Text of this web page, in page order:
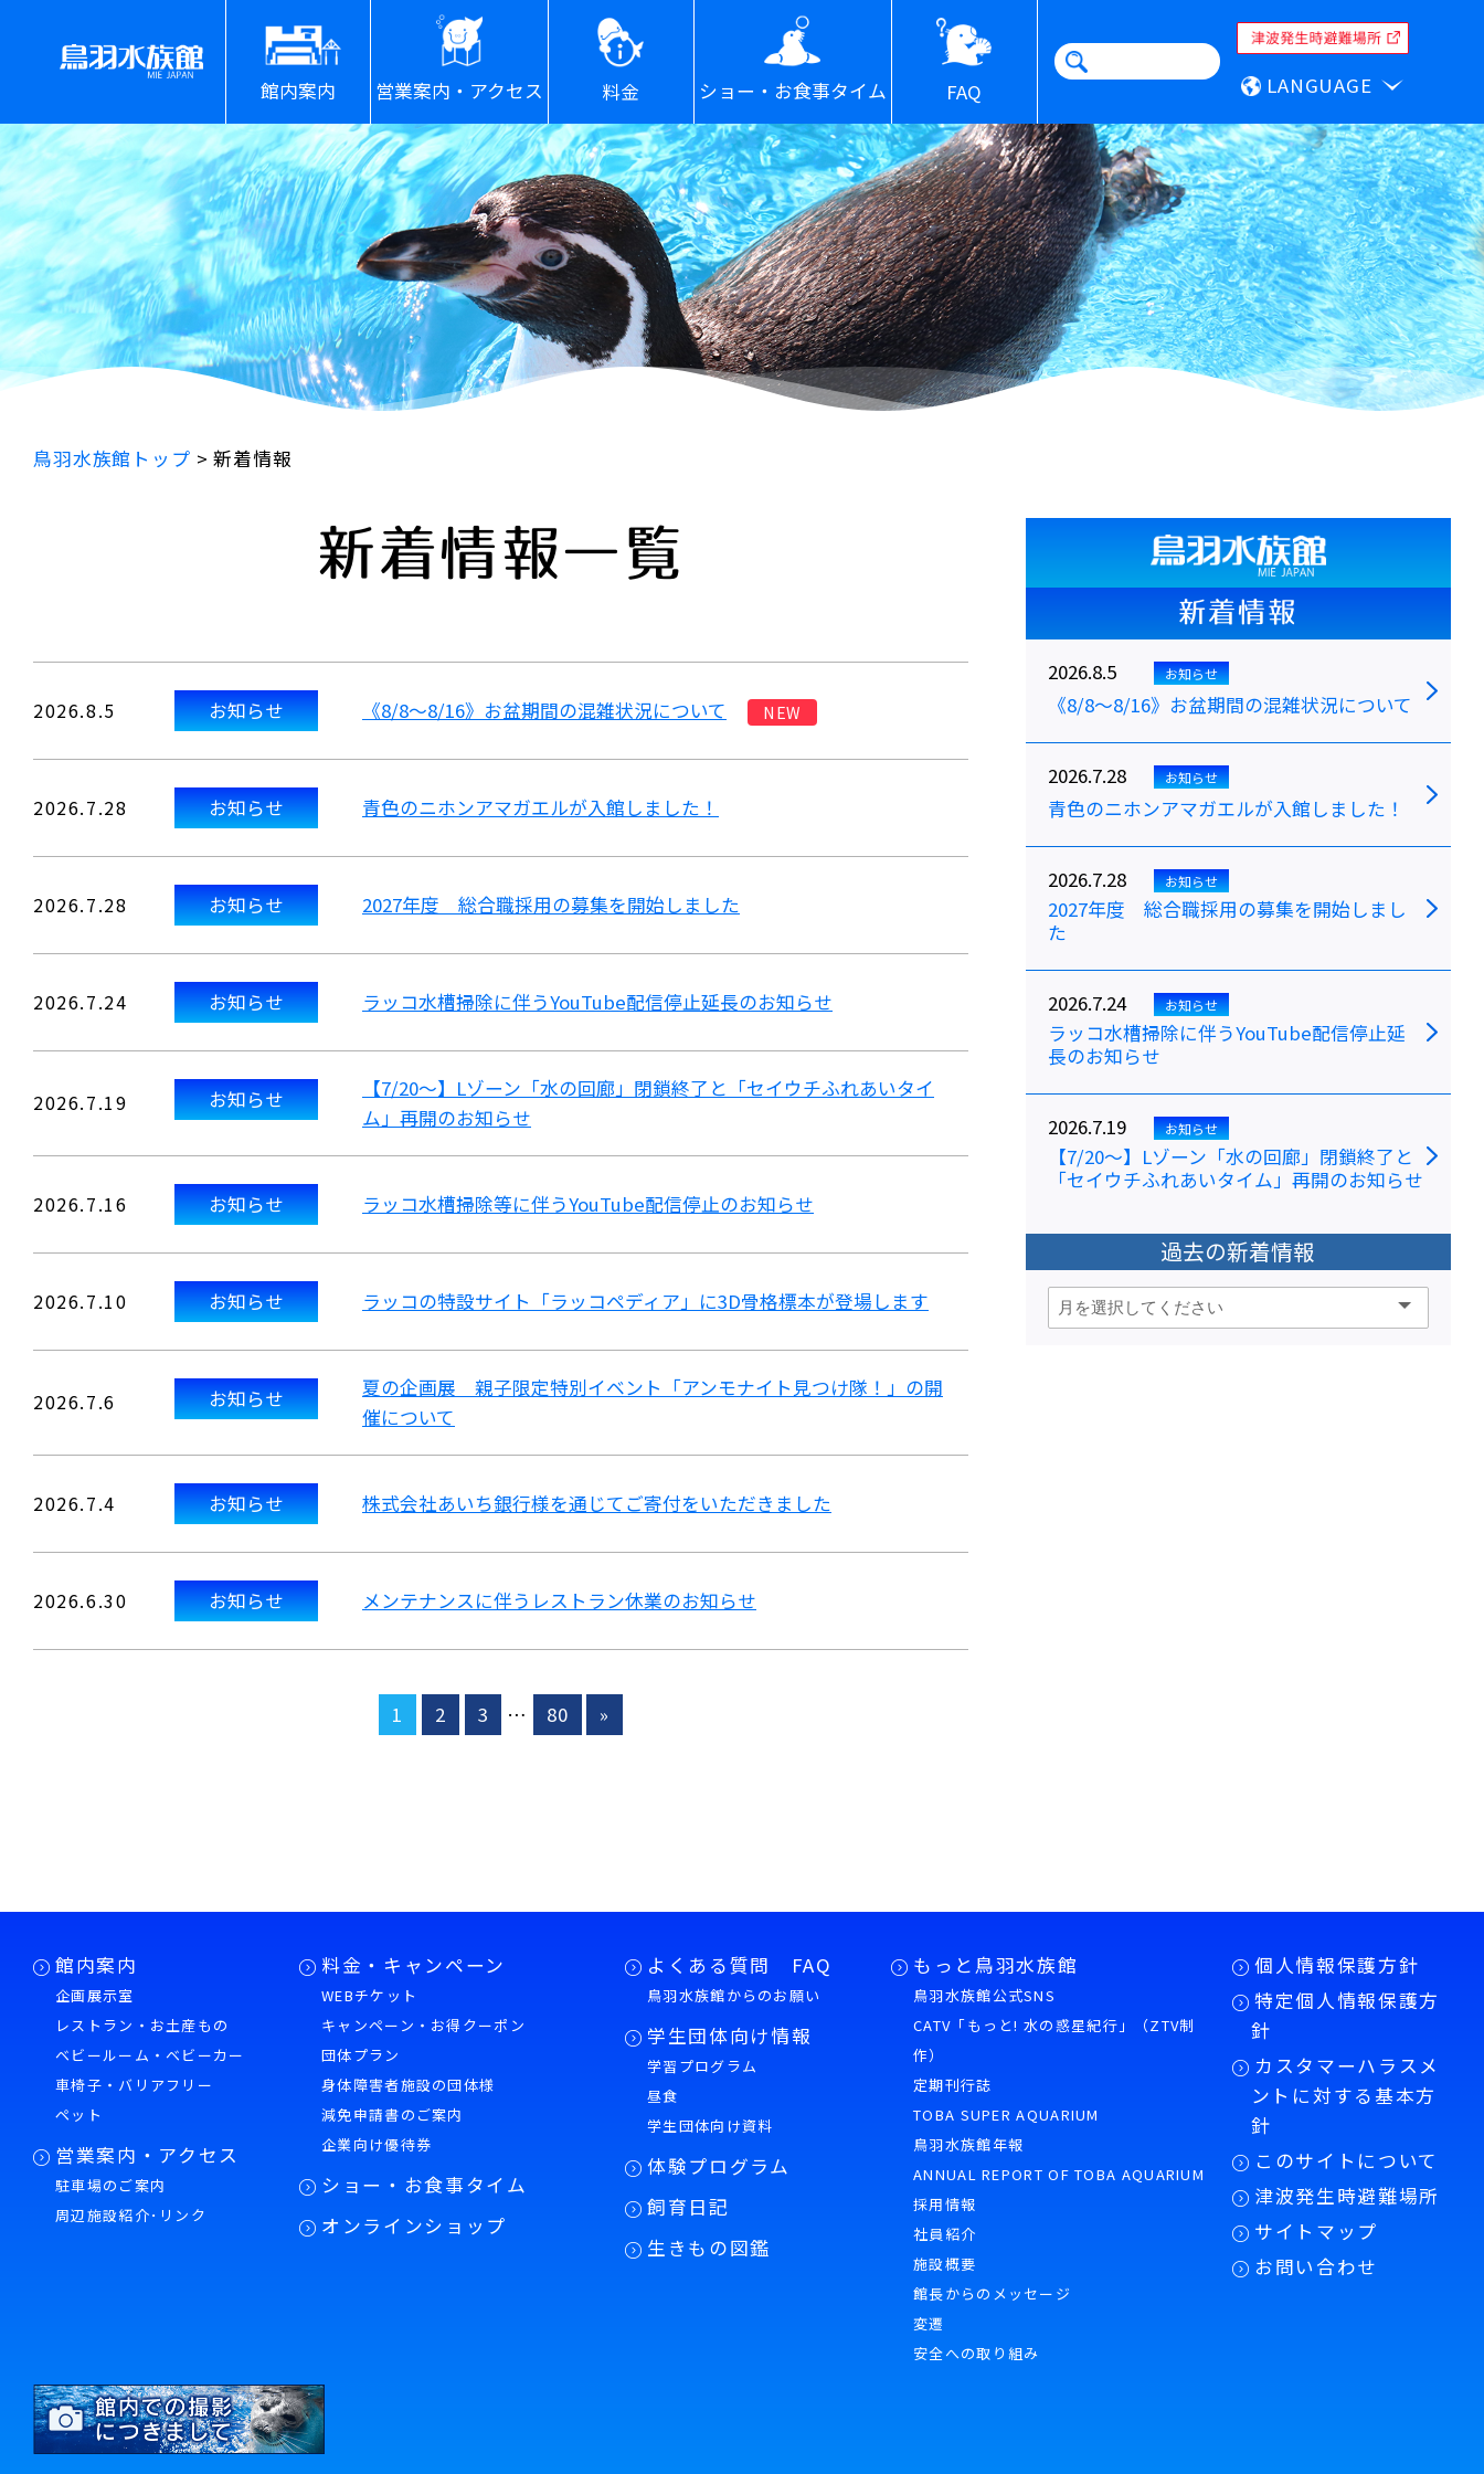
館内案内 営業案内・アクセス 料金 ショー・お食事タイム FAQ LANGUAGE
鳥羽水族館トップ >新着情報
新着情報一覧
2026.8.5 お知らせ 《8/8～8/16》お盆期間の混雑状況について NEW
2026.7.28 お知らせ 青色のニホンアマガエルが入館しました！
2026.7.28 お知らせ 2027年度 総合職採用の募集を開始しました
2026.7.24 お知らせ ラッコ水槽掃除に伴うYouTube配信停止延長のお知らせ
2026.7.19 お知らせ
【7/20～】Lゾーン「水の回廊」閉鎖終了と「セイウチふれあいタイ
ム」再開のお知らせ
2026.7.16 お知らせ ラッコ水槽掃除等に伴うYouTube配信停止のお知らせ
2026.7.10 お知らせ ラッコの特設サイト「ラッコペディア」に3D骨格標本が登場します
2026.7.6 お知らせ
夏の企画展 親子限定特別イベント「アンモナイト見つけ隊！」の開
催について
2026.7.4 お知らせ 株式会社あいち銀行様を通じてご寄付をいただきました
2026.6.30 お知らせ メンテナンスに伴うレストラン休業のお知らせ
1 2 3 … 80 »
新着情報
2026.8.5 お知らせ
《8/8～8/16》お盆期間の混雑状況について
2026.7.28 お知らせ
青色のニホンアマガエルが入館しました！
2026.7.28 お知らせ
2027年度 総合職採用の募集を開始しまし
た
2026.7.24 お知らせ
ラッコ水槽掃除に伴うYouTube配信停止延
長のお知らせ
2026.7.19 お知らせ
【7/20～】Lゾーン「水の回廊」閉鎖終了と
「セイウチふれあいタイム」再開のお知らせ
過去の新着情報
館内案内
企画展示室
レストラン・お土産もの
ベビールーム・ベビーカー
車椅子・バリアフリー
ペット
営業案内・アクセス
駐車場のご案内
周辺施設紹介･リンク
料金・キャンペーン
WEBチケット
キャンペーン・お得クーポン
団体プラン
身体障害者施設の団体様
減免申請書のご案内
企業向け優待券
ショー・お食事タイム
オンラインショップ
よくある質問 FAQ
鳥羽水族館からのお願い
学生団体向け情報
学習プログラム
昼食
学生団体向け資料
体験プログラム
飼育日記
生きもの図鑑
もっと鳥羽水族館
鳥羽水族館公式SNS
CATV「もっと! 水の惑星紀行」（ZTV制
作）
定期刊行誌
TOBA SUPER AQUARIUM
鳥羽水族館年報
ANNUAL REPORT OF TOBA AQUARIUM
採用情報
社員紹介
施設概要
館長からのメッセージ
変遷
安全への取り組み
個人情報保護方針
特定個人情報保護方
針
カスタマーハラスメ
ントに対する基本方
針
このサイトについて
津波発生時避難場所
サイトマップ
お問い合わせ